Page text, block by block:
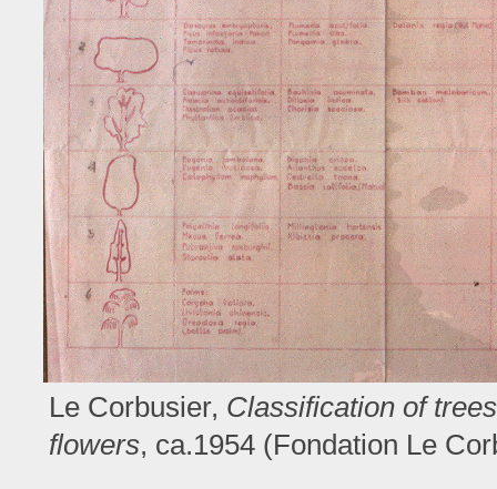
Le Corbusier, Classification of
flowers, ca.1954 (Fondation Le